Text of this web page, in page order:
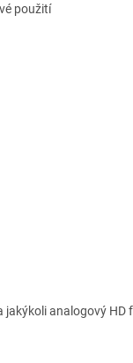
použití
jakýkoli analogový HD